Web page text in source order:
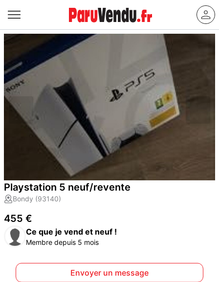
Playstation 5 neuf/revente
Bondy (93140)
455 €
Ce que je vend et neuf !
Membre depuis 5 mois
Envoyer un message